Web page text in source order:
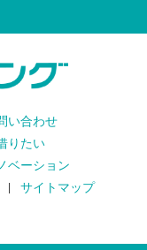
い合わせ
りたい
ベーション
サイトマップ